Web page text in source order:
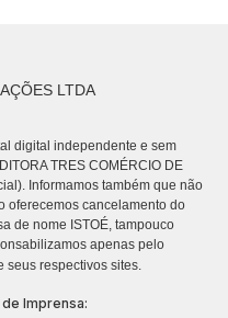
LTDA
digital independente e sem
TRES COMÉRCIO DE
Informamos também que não
oferecemos cancelamento do
de nome ISTOÉ, tampouco
apenas pelo
seus respectivos sites.
Imprensa: